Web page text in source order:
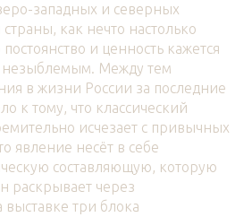
западных и северных
как нечто настолько
и ценность кажется
Между тем
в жизни России за последние
к тому, что классический
исчезает с привычных
явление несёт в себе
составляющую, которую
раскрывает через
три блока